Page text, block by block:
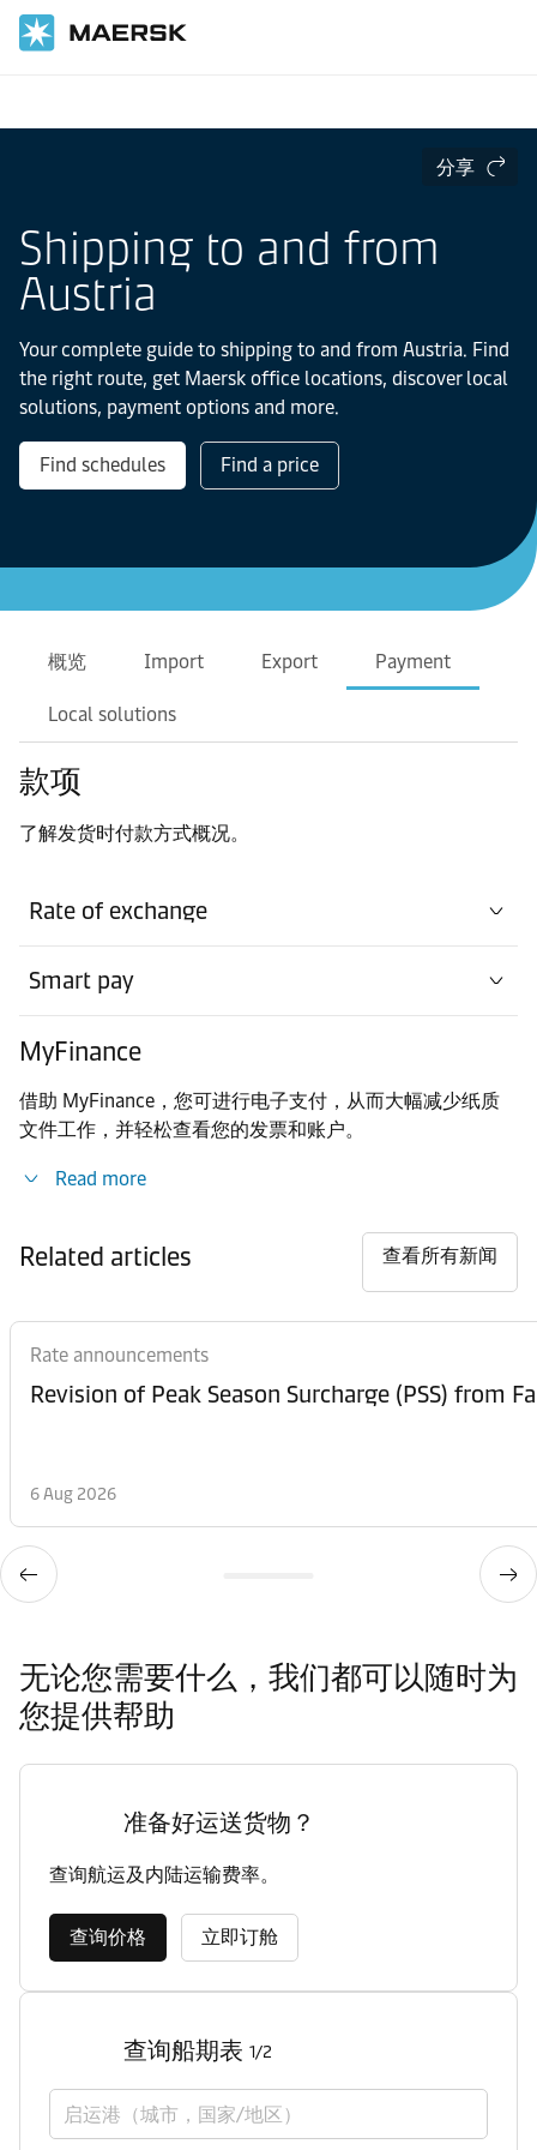
分享
Shipping to and from
Austria
Your complete guide to shipping to and from Austria. Find
the right route, get Maersk office locations, discover local
solutions, payment options and more.
Find schedules Find a price
概览 Import Export Payment
Local solutions
款项
了解发货时付款方式概况。
Rate of exchange
Smart pay
MyFinance
借助 MyFinance，您可进行电子支付，从而大幅减少纸质
文件工作，并轻松查看您的发票和账户。
Read more
Related articles 查看所有新闻
Rate announcements
6 Aug 2026
无论您需要什么，我们都可以随时为
您提供帮助
准备好运送货物？
查询航运及内陆运输费率。
查询价格 立即订舱
查询船期表 1/2
启运港（城市，国家/地区）